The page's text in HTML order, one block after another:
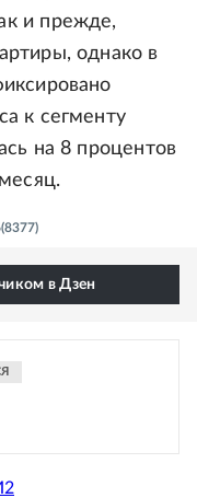
и прежде,
однако в
к сегменту
на 8 процентов
в Дзен